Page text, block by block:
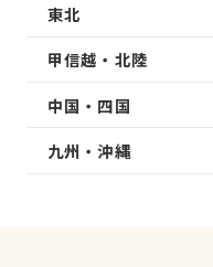
東北
甲信越・北陸
中国・四国
九州・沖縄